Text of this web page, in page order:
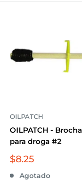
OILPATCH
OILPATCH - Brocha
para droga #2
Precio
venta
$8.25
Agotado